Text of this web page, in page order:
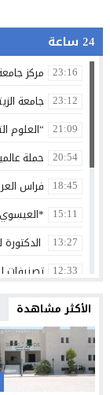
24 ساعة
23:16 مركز
23:12 جامعة
21:09 “العلوم
20:54 حملة
18:45 فراس
15:11
13:27
12:33 تصنيفات
الثقة
12:26 بنك الأردن
12:24 شراكة
الأكثر مشاهدة